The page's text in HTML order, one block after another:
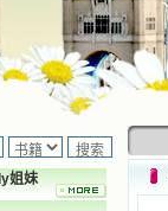
姐妹